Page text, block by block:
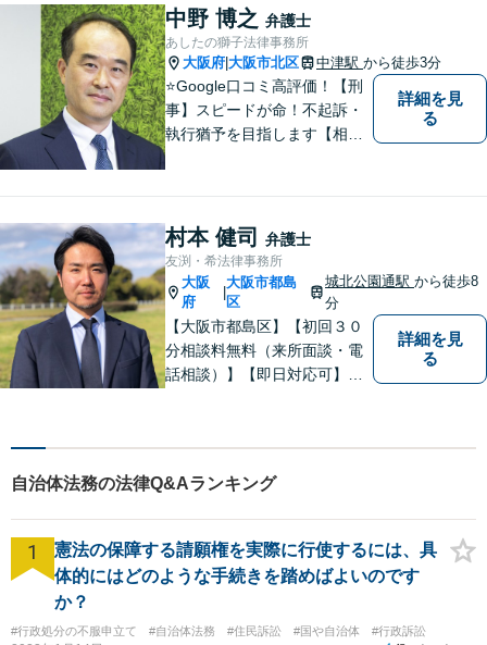
業務、税務処理等も対応して
おります。 お気軽にご相談く
ださい。
中野 博之 弁護士
あしたの獅子法律事務所
大阪府 大阪市北区 中津駅 から徒歩3分
⭐️Google口コミ高評価！【刑
事】スピードが命！不起訴・
執行猶予を目指します【相
財・労働問題【夜間・休日対
応】
詳細を見
る
村本 健司 弁護士
友渕・希法律事務所
大阪
府
|
大阪市都島
区
城北公園通駅から徒歩8
分
【大阪市都島区】【初回３０
分相談料無料（来所面談・電
話相談）】【即日対応可】
分】【当日・夜間・休日相談
題など経験と知識をもとに、
依頼者様の不安を解消し、問
題解決へ導きます
詳細を見
る
自治体法務の法律Q&Aランキング
1
憲法の保障する請願権を実際に行使するには、具
体的にはどのような手続きを踏めばよいのです
か？
#行政処分の不服申立て #自治体法務 #住民訴訟 #国や自治体 #行政訴訟